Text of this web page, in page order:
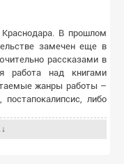
В прошлом
замечен еще в
рассказами в
работа над книгами
жанры работы –
постапокалипсис, либо